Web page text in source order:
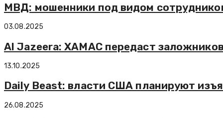
МВД: мошенники под видом
03.08.2025
Al Jazeera: ХАМАС передаст
13.10.2025
Daily Beast: власти США планируют
26.08.2025